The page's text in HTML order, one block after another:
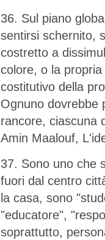
36. Sul piano
sentirsi schernito,
costretto a
colore, o la
costitutivo della
Ognuno dovrebbe
rancore, ciascuna
Amin Maalouf,
37. Sono uno che
fuori dal centro
la casa, sono
"educatore",
soprattutto,